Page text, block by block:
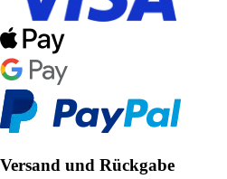
Versand und Rückgabe